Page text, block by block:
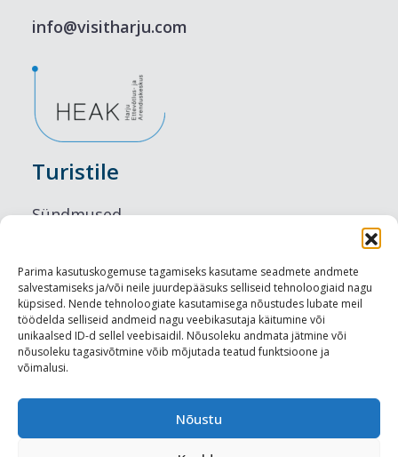
Parima kasutuskogemuse tagamiseks kasutame seadmete andmete
salvestamiseks ja/või neile juurdepääsuks selliseid tehnoloogiaid nagu
küpsised. Nende tehnoloogiate kasutamisega nõustudes lubate meil
töödelda selliseid andmeid nagu veebikasutaja käitumine või
unikaalsed ID-d sellel veebisaidil. Nõusoleku andmata jätmine või
nõusoleku tagasivõtmine võib mõjutada teatud funktsioone ja
võimalusi.
Nõustu
info@visitharju.com
Turistile
Sündmused
Maitseelamused
Vaatamisväärsused
Visit Tallinn
Turismiprofessionaalile